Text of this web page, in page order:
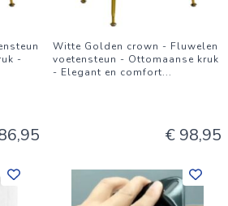
-
Witte Golden crown - Fluwelen
voetensteun - Ottomaanse kruk
- Elegant en comfort...
€ 98,95